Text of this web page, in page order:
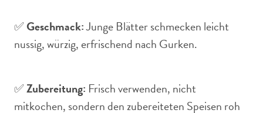
✅Geschmack:Junge Blätter schmecken leicht
nussig, würzig, erfrischend nach Gurken.
✅Zubereitung: Frisch verwenden, nicht
mitkochen, sondern den zubereiteten Speisen roh